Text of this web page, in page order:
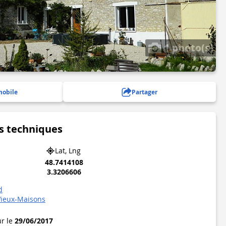
1 photo(s)
Partager
techniques
Lat, Lng
48.7414108
3.3206606
Maisons
le 29/06/2017